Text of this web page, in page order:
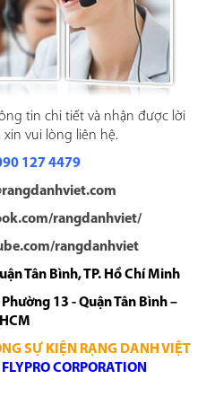
tin chi tiết và nhận được lời
vui lòng liên hệ.
127 4479
rangdanhviet/
rangdanhviet
Tân Bình, TP. Hồ Chí Minh
13 - Quận Tân Bình –
SỰ KIỆN RẠNG DANH VIỆT
CORPORATION